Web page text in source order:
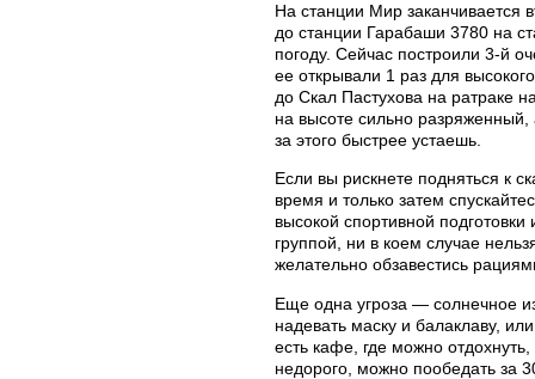
На станции Мир заканчивается
до станции Гарабаши 3780 на
погоду. Сейчас построили 3-й
ее открывали 1 раз для
до Скал Пастухова на ратраке
на высоте сильно
за этого быстрее устаешь.
Если вы рискнете подняться к
время и только затем
высокой спортивной
группой, ни в коем случае
желательно обзавестись
Еще одна угроза — солнечное
надевать маску и балаклаву,
есть кафе, где можно
недорого, можно пообедать за